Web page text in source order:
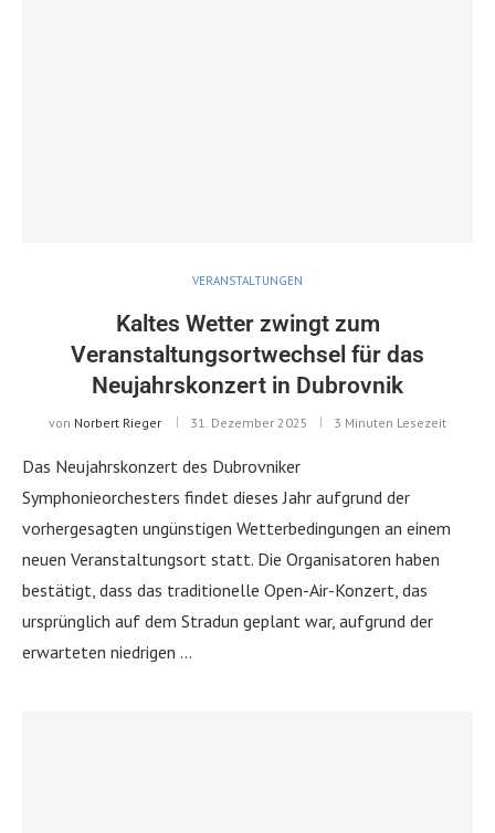
VERANSTALTUNGEN
Kaltes Wetter zwingt zum
Veranstaltungsortwechsel für das
Neujahrskonzert in Dubrovnik
von Norbert Rieger 31. Dezember 2025 3 Minuten Lesezeit
Das Neujahrskonzert des Dubrovniker
Symphonieorchesters findet dieses Jahr aufgrund der
vorhergesagten ungünstigen Wetterbedingungen an einem
neuen Veranstaltungsort statt. Die Organisatoren haben
bestätigt, dass das traditionelle Open-Air-Konzert, das
ursprünglich auf dem Stradun geplant war, aufgrund der
erwarteten niedrigen …